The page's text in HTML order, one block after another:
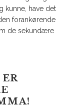
kunne, have det
forankørende
de sekundære